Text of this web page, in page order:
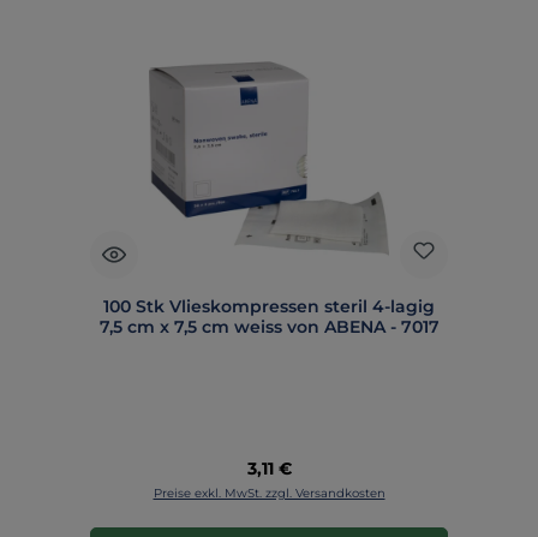
100 Stk Vlieskompressen steril 4-lagig
7,5 cm x 7,5 cm weiss von ABENA - 7017
Regulärer Preis:
3,11 €
Preise exkl. MwSt. zzgl. Versandkosten